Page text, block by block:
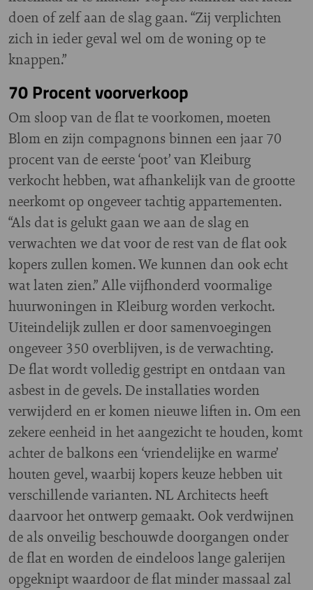
doen of zelf aan de slag gaan. “Zij verplichten
zich in ieder geval wel om de woning op te
knappen.”
70 Procent voorverkoop
Om sloop van de flat te voorkomen, moeten
Blom en zijn compagnons binnen een jaar 70
procent van de eerste ‘poot’ van Kleiburg
verkocht hebben, wat afhankelijk van de grootte
neerkomt op ongeveer tachtig appartementen.
“Als dat is gelukt gaan we aan de slag en
verwachten we dat voor de rest van de flat ook
kopers zullen komen. We kunnen dan ook echt
wat laten zien.” Alle vijfhonderd voormalige
huurwoningen in Kleiburg worden verkocht.
Uiteindelijk zullen er door samenvoegingen
ongeveer 350 overblijven, is de verwachting.
De flat wordt volledig gestript en ontdaan van
asbest in de gevels. De installaties worden
verwijderd en er komen nieuwe liften in. Om een
zekere eenheid in het aangezicht te houden, komt
achter de balkons een ‘vriendelijke en warme’
houten gevel, waarbij kopers keuze hebben uit
verschillende varianten. NL Architects heeft
daarvoor het ontwerp gemaakt. Ook verdwijnen
de als onveilig beschouwde doorgangen onder
de flat en worden de eindeloos lange galerijen
opgeknipt waardoor de flat minder massaal zal